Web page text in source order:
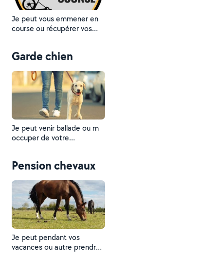
Je peut vous emmener en
course ou récupérer vos
Garde chien
Je peut venir ballade ou m
occuper de votre
Pension chevaux
Je peut pendant vos
vacances ou autre prendre